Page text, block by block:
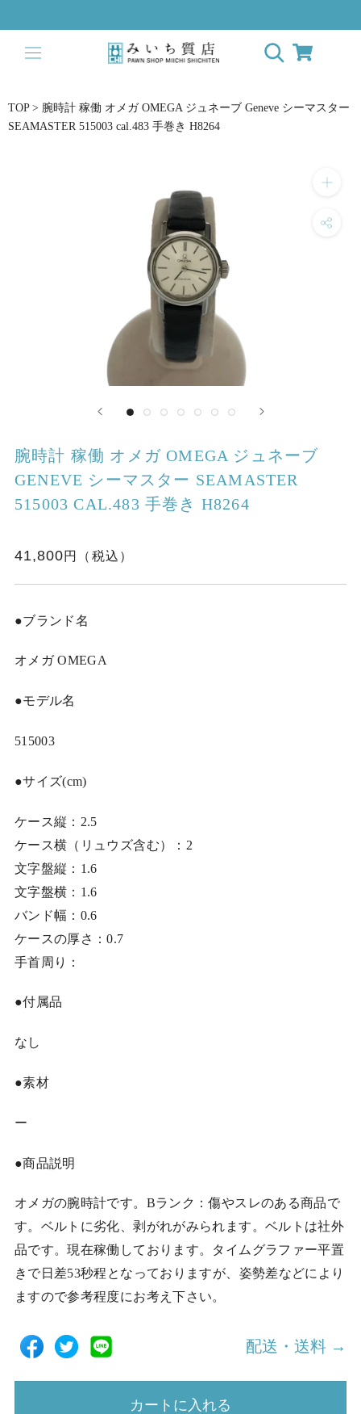
キ
て
コ
TOP > 腕時計 稼働 オメガ OMEGA ジュネーブ Geneve シーマスター
SEAMASTER 515003 cal.483 手巻き H8264
腕時計 稼働 オメガ OMEGA ジュネーブ
GENEVE シーマスター SEAMASTER
515003 CAL.483 手巻き H8264
41,800
●ブランド名
オメガ OMEGA
●モデル名
515003
●サイズ(cm)
ケース縦：2.5
ケース横（リュウズ含む）：2
文字盤縦：1.6
文字盤横：1.6
バンド幅：0.6
ケースの厚さ：0.7
手首周り：
●付属品
なし
●素材
ー
●商品説明
オメガの腕時計です。Bランク：傷やスレのある商品で
す。ベルトに劣化、剥がれがみられます。ベルトは社外
品です。現在稼働しております。タイムグラファー平置
きで日差53秒程となっておりますが、姿勢差などにより
ますので参考程度にお考え下さい。
配送・送料 →
カートに入れる